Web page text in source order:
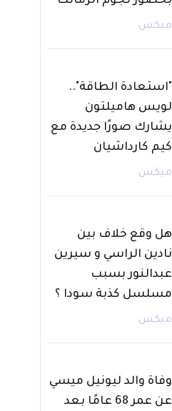
ميكس
"استعادة الطاقة"..
لويس هاميلتون
يشارك صورًا جديدة مع
كيم كارداشيان
ميكس
هل وقع خلاف بين
نادين الراسي و سيرين
عبدالنور بسبب
مسلسل كذبة سودا ؟
ميكس
وفاة والد ليونيل ميسي
عن عمر 68 عامًا بعد